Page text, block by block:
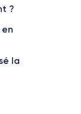
?
la